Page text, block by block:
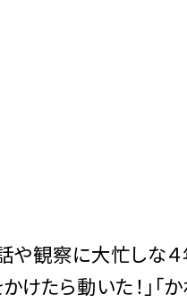
や観察に大忙しな
けたら動いた！」「